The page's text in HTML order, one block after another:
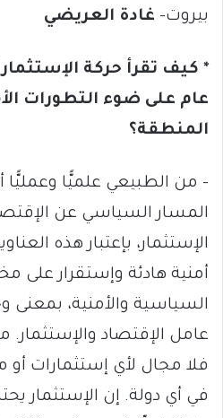
بيروت- غادة العريضي
* كيف تقرأ حركة
عام على ضوء التطورات
المنطقة؟
– من الطبيعي علميًّا
المسار السياسي عن
الإستثمار، بإعتبار هذه
أمنية هادئة وإستقرار على
السياسية والأمنية، بمعنى
عامل الإقتصاد
فلا مجال لأي إستثمارات أو
في أي دولة. إن الإستثمار